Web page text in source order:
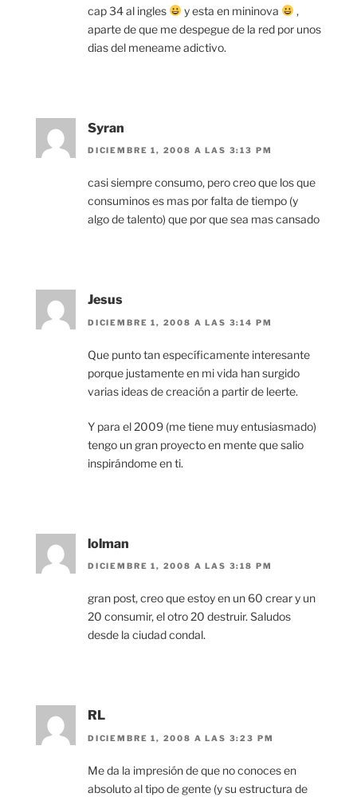
cap 34 al ingles
y esta en mininova
,
aparte de que me despegue de la red por unos
dias del meneame adictivo.
Syran
DICIEMBRE 1, 2008 A LAS 3:13 PM
casi siempre consumo, pero creo que los que
consuminos es mas por falta de tiempo (y
algo de talento) que por que sea mas cansado
Jesus
DICIEMBRE 1, 2008 A LAS 3:14 PM
Que punto tan específicamente interesante
porque justamente en mi vida han surgido
varias ideas de creación a partir de leerte.
Y para el 2009 (me tiene muy entusiasmado)
tengo un gran proyecto en mente que salio
inspirándome en ti.
lolman
DICIEMBRE 1, 2008 A LAS 3:18 PM
gran post, creo que estoy en un 60 crear y un
20 consumir, el otro 20 destruir. Saludos
desde la ciudad condal.
RL
DICIEMBRE 1, 2008 A LAS 3:23 PM
Me da la impresión de que no conoces en
absoluto al tipo de gente (y su estructura de